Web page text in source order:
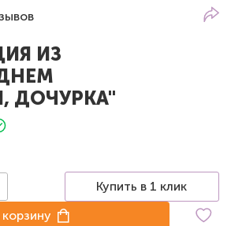
ИЗ
ДОЧУРКА"
Купить в 1 клик
корзину